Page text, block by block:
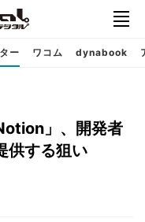
ー ワコム dynabook
」、開発者
供する狙い